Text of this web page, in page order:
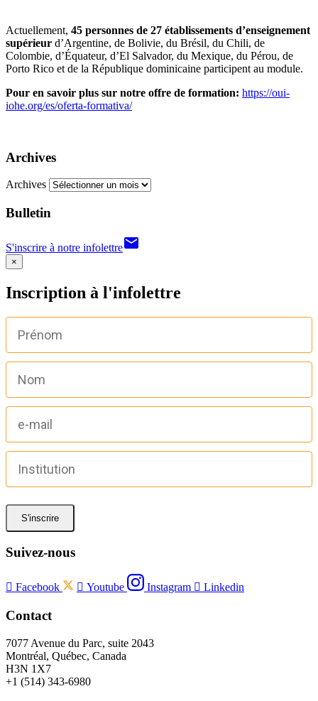
Actuellement, 45 personnes de 27 établissements d’enseignement
supérieur d’Argentine, de Bolivie, du Brésil, du Chili, de
Colombie, d’Équateur, d’El Salvador, du Mexique, du Pérou, de
Porto Rico et de la République dominicaine participent au module.
Pour en savoir plus sur notre offre de formation: https://oui-
iohe.org/es/oferta-formativa/
Archives
Archives
Bulletin
S'inscrire à notre infolettreemail
×
Inscription à l'infolettre
S'inscrire
Suivez-nous
 Facebook  Youtube Instagram  Linkedin
Contact
7077 Avenue du Parc, suite 2043
Montréal, Québec, Canada
H3N 1X7
+1 (514) 343-6980